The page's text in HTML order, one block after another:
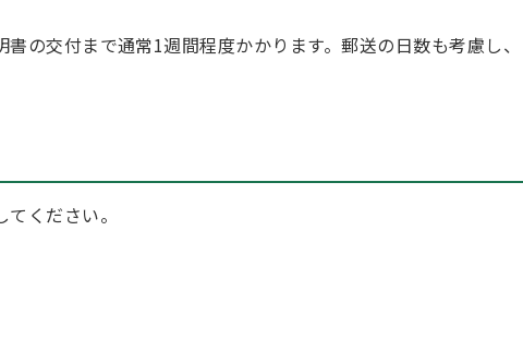
の交付まで通常1週間程度かかります。郵送の日数も考慮し、
ください。